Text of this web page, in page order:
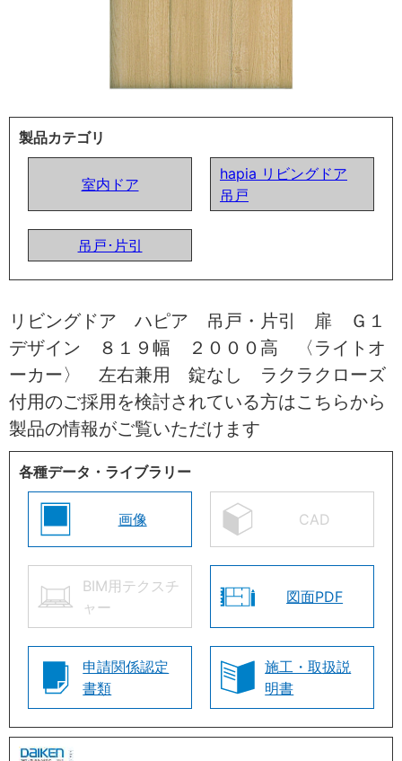
製品カテゴリ
室内ドア
hapia リビングドア
吊戸
吊戸･片引
リビングドア ハピア 吊戸・片引 扉 Ｇ１
デザイン ８１９幅 ２０００高 〈ライトオ
ーカー〉 左右兼用 錠なし ラクラクローズ
付用のご採用を検討されている方はこちらから
製品の情報がご覧いただけます
各種データ・ライブラリー
画像 CAD
BIM用テクスチ
ャー
図面PDF
申請関係認定
書類
施工・取扱説
明書